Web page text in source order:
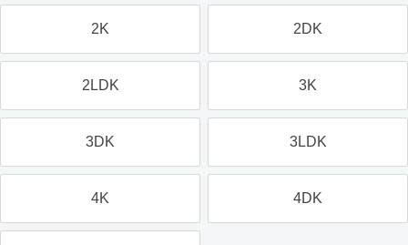
2K 2DK
2LDK 3K
3DK 3LDK
4K 4DK